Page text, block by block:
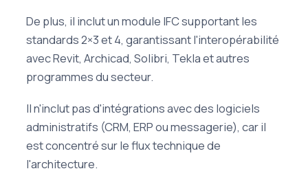
De plus, il inclut un module IFC supportant les
standards 2×3 et 4, garantissant l'interopérabilité
avec Revit, Archicad, Solibri, Tekla et autres
programmes du secteur.
Il n'inclut pas d'intégrations avec des logiciels
administratifs (CRM, ERP ou messagerie), car il
est concentré sur le flux technique de
l'architecture.